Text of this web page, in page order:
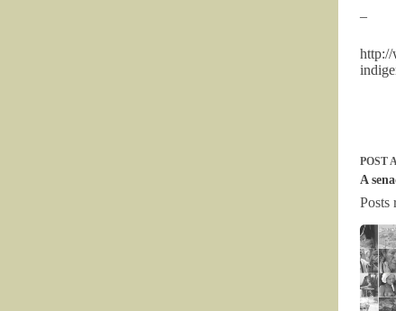
–
http://
POST
A
Posts